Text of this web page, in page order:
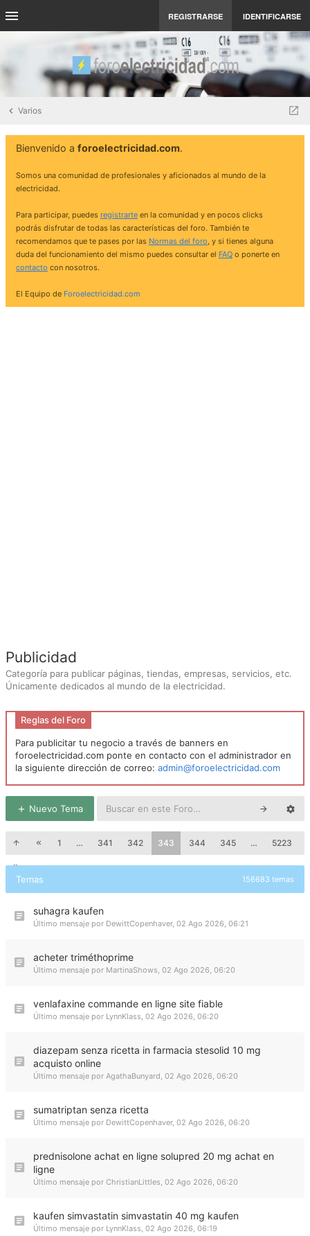
REGISTRARSE IDENTIFICARSE
Varios
Bienvenido a foroelectricidad.com.
Somos una comunidad de profesionales y aficionados al mundo de la
electricidad.
Para participar, puedes registrarte en la comunidad y en pocos clicks
podrás disfrutar de todas las características del foro. También te
recomendamos que te pases por las Normas del foro, y si tienes alguna
duda del funcionamiento del mismo puedes consultar el FAQ o ponerte en
contacto con nosotros.
El Equipo de Foroelectricidad.com
Publicidad
Categoría para publicar páginas, tiendas, empresas, servicios, etc.
Únicamente dedicados al mundo de la electricidad.
Reglas del Foro
Para publicitar tu negocio a través de banners en
foroelectricidad.com ponte en contacto con el administrador en
la siguiente dirección de correo: admin@foroelectricidad.com
Nuevo Tema
1 … 341 342 343 344 345 … 5223
Temas 156683 temas
suhagra kaufen
Último mensaje por DewittCopenhaver, 02 Ago 2026, 06:21
acheter triméthoprime
Último mensaje por MartinaShows, 02 Ago 2026, 06:20
venlafaxine commande en ligne site fiable
Último mensaje por LynnKlass, 02 Ago 2026, 06:20
diazepam senza ricetta in farmacia stesolid 10 mg
acquisto online
Último mensaje por AgathaBunyard, 02 Ago 2026, 06:20
sumatriptan senza ricetta
Último mensaje por DewittCopenhaver, 02 Ago 2026, 06:20
prednisolone achat en ligne solupred 20 mg achat en
ligne
Último mensaje por ChristianLittles, 02 Ago 2026, 06:20
kaufen simvastatin simvastatin 40 mg kaufen
Último mensaje por LynnKlass, 02 Ago 2026, 06:19